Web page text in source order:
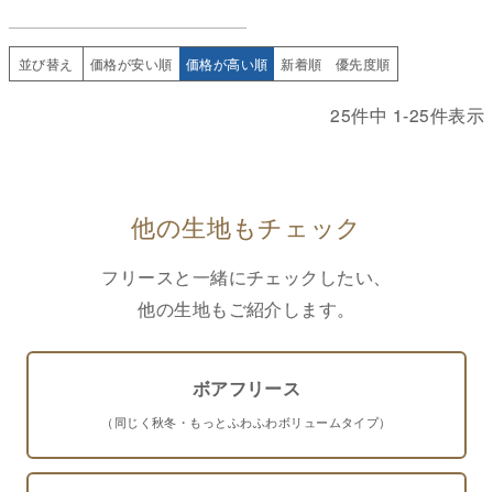
並び替え 価格が安い順 価格が高い順 新着順 優先度順
25件中 1-25件表示
他の生地もチェック
フリースと一緒にチェックしたい、
他の生地もご紹介します。
ボアフリース
（同じく秋冬・もっとふわふわボリュームタイプ）